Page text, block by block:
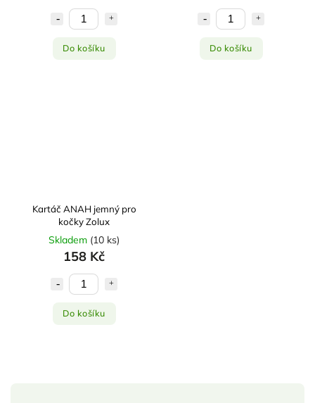
Do košíku Do košíku
Kartáč ANAH jemný pro
kočky Zolux
Skladem (10 ks)
158 Kč
Do košíku